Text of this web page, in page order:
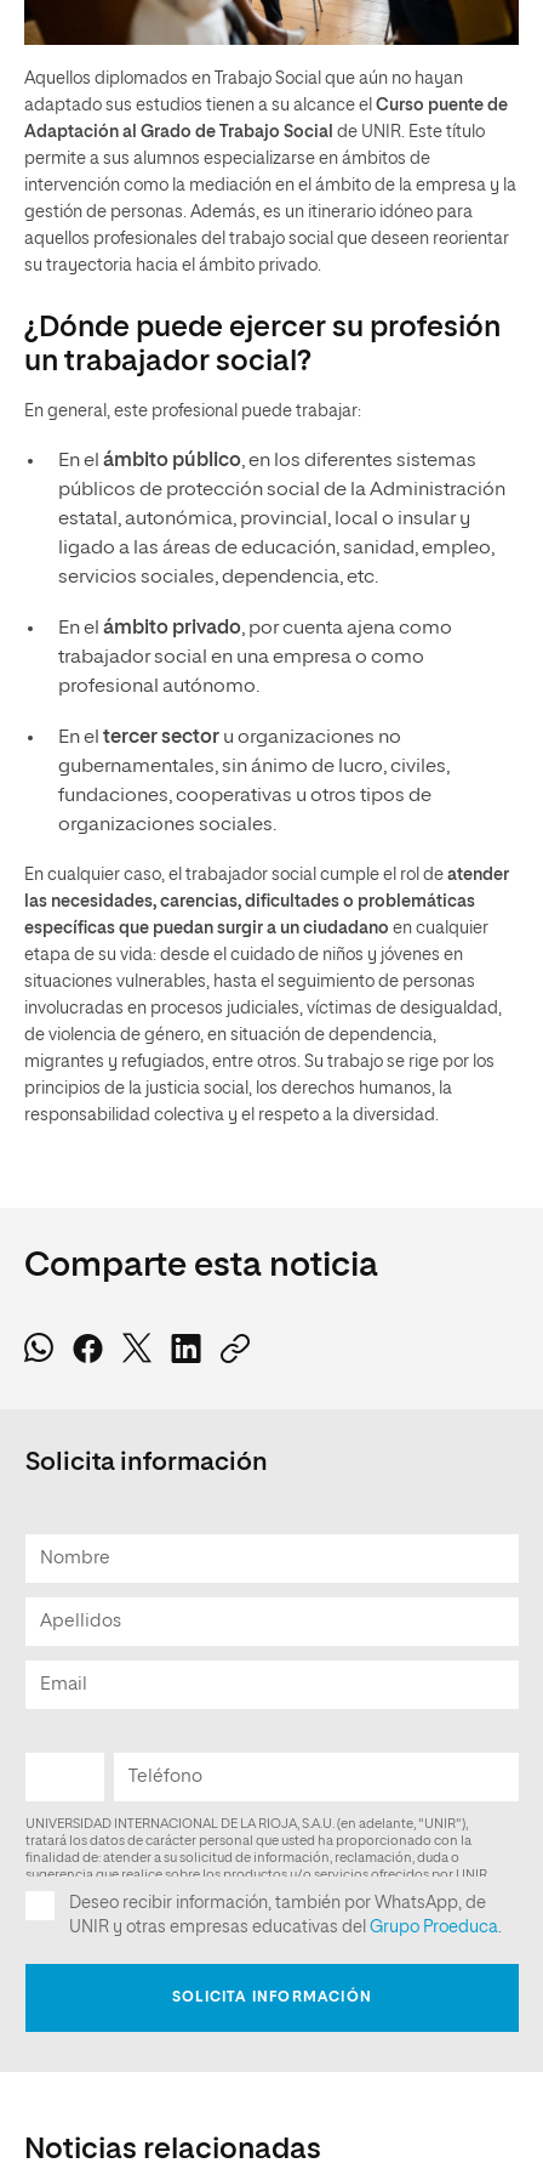
Aquellos diplomados en Trabajo Social que aún no hayan
adaptado sus estudios tienen a su alcance el Curso puente de
Adaptación al Grado de Trabajo Social de UNIR. Este título
permite a sus alumnos especializarse en ámbitos de
intervención como la mediación en el ámbito de la empresa y la
gestión de personas. Además, es un itinerario idóneo para
aquellos profesionales del trabajo social que deseen reorientar
su trayectoria hacia el ámbito privado.
¿Dónde puede ejercer su profesión
un trabajador social?
En general, este profesional puede trabajar:
En el ámbito público, en los diferentes sistemas
públicos de protección social de la Administración
estatal, autonómica, provincial, local o insular y
ligado a las áreas de educación, sanidad, empleo,
servicios sociales, dependencia, etc.
En el ámbito privado, por cuenta ajena como
trabajador social en una empresa o como
profesional autónomo.
En el tercer sector u organizaciones no
gubernamentales, sin ánimo de lucro, civiles,
fundaciones, cooperativas u otros tipos de
organizaciones sociales.
En cualquier caso, el trabajador social cumple el rol de atender
las necesidades, carencias, dificultades o problemáticas
específicas que puedan surgir a un ciudadano en cualquier
etapa de su vida: desde el cuidado de niños y jóvenes en
situaciones vulnerables, hasta el seguimiento de personas
involucradas en procesos judiciales, víctimas de desigualdad,
de violencia de género, en situación de dependencia,
migrantes y refugiados, entre otros. Su trabajo se rige por los
principios de la justicia social, los derechos humanos, la
responsabilidad colectiva y el respeto a la diversidad.
Comparte esta noticia
Solicita información
Noticias relacionadas